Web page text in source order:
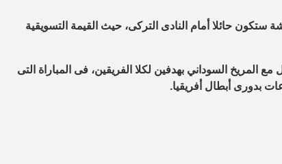
ستكون حائلا أمام النادى التركى، حيث القيمة التسويقية
المريخ السوداني بهدفين لكلا الفريقين، فى المباراة التى
بدورى أبطال أفريقيا.